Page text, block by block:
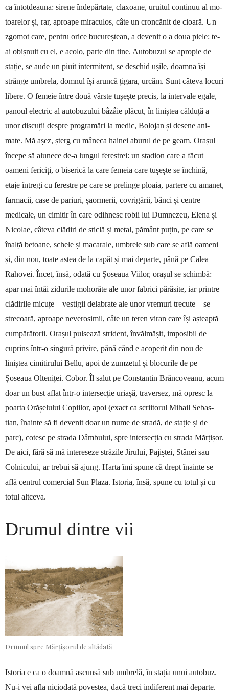
ca întotdeauna: sirene înde­părtate, claxoane, uruitul continuu al mo­
toa­relor și, rar, aproa­pe miraculos, câte un croncănit de cioară. Un
zgomot care, pen­tru orice bucureștean, a devenit o a doua piele: te-
ai obișnuit cu el, e acolo, parte din tine. Autobuzul se apro­pie de
stație, se aude un piuit intermitent, se deschid ușile, doam­na își
strânge um­brela, domnul își aruncă țigara, urcăm. Sunt câteva locuri
libere. O femeie între două vârs­te tușește pre­cis, la intervale egale,
pa­noul electric al autobuzului bâzâie plăcut, în liniștea călduță a
unor discuții despre programări la medic, Bolojan și desene ani­
mate. Mă așez, șterg cu mâneca hainei aburul de pe geam. Orașul
începe să alunece de-a lungul ferestrei: un stadion care a făcut
oameni fericiți, o biserică la care femeia care tușește se în­chină,
etaje întregi cu fe­restre pe care se prelinge ploaia, partere cu amanet,
farmacii, case de pariuri, șaormerii, co­vrigării, bănci și centre
medicale, un ci­­mitir în care odihnesc robii lui Dum­nezeu, Elena și
Nicolae, câteva clădiri de sticlă și metal, pământ puțin, pe care se
înalță betoane, schele și macarale, umbrele sub care se află oameni
și, din nou, toate astea de la capăt și mai de­parte, până pe Calea
Raho­vei. Încet, însă, odată cu Șoseaua Viilor, orașul se schimbă:
apar mai întâi zidurile mo­horâte ale unor fabrici părăsite, iar prin­tre
clădirile micuțe – vestigii delabrate ale unor vremuri trecute – se
strecoară, a­proape neverosimil, câte un teren viran care își așteaptă
cumpărătorii. Ora­șul pulsează strident, învăl­mă­șit, imposibil de
cuprins într-o sin­gură privire, până când e acoperit din nou de
liniștea cimitirului Bellu, apoi de zumzetul și blocurile de pe
Șoseaua Olteniței. Co­bor. Îl salut pe Constantin Brânco­vea­nu, acum
doar un bust aflat într-o inter­secție uriașă, traversez, mă opresc la
poarta Orășelului Copiilor, apoi (exact ca scriitorul Mihail Se­bas­
tian, înainte să fi devenit doar un nume de stradă, de stație și de
parc), cotesc pe strada Dâmbului, spre intersecția cu strada Mărțișor.
De aici, fără să mă intereseze stră­zile Jirului, Pajiștei, Stânei sau
Col­­nicului, ar trebui să ajung. Har­ta îmi spune că drept înainte se
află centrul comercial Sun Plaza. Is­toria, însă, spune cu totul și cu
totul altceva.
Drumul dintre vii
Drumul spre Mărțișorul de altădată
Istoria e ca o doamnă ascunsă sub umbrelă, în stația unui auto­buz.
Nu-i vei afla niciodată po­ves­tea, dacă treci indiferent mai de­parte.